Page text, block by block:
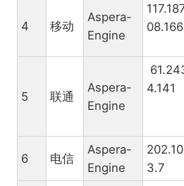
4 移动
Aspera-
Engine
08.166
5 联通
Aspera-
Engine
4.141
6 电信
Aspera-
Engine
3.7